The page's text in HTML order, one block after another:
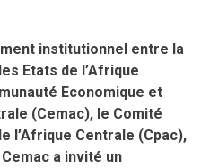
institutionnel entre la
Etats de l’Afrique
Economique et
(Cemac), le Comité
l’Afrique Centrale (Cpac),
a invité un